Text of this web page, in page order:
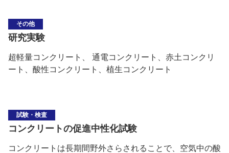
その他
研究実験
超軽量コンクリート、 通電コンクリート、赤土コンクリ
ート、酸性コンクリート、植生コンクリート
試験・検査
コンクリートの促進中性化試験
コンクリートは長期間野外さらされることで、空気中の酸